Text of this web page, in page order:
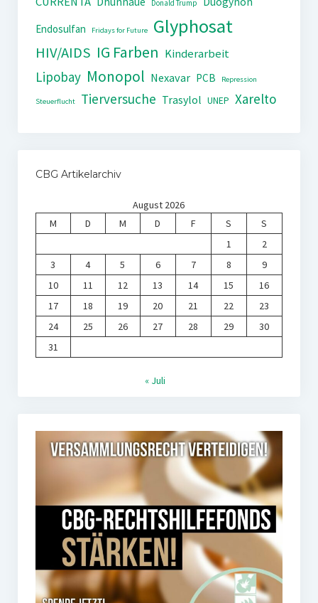
Donald Trump
Endosulfan
Fridays for Future Glyphosat
HIV/AIDS IG Farben Kinderarbeit
Lipobay Monopol Nexavar PCB Repression
Steuerflucht Tierversuche Trasylol UNEP Xarelto
CBG Artikelarchiv
August 2026
M
D M D F S
S
1
2
3
4 5 6 7 8
9
10
11 12 13 14 15
16
17
18 19 20 21 22
23
24
25 26 27 28 29
30
31
« Juli